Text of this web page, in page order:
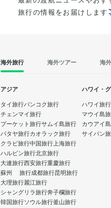
旅行の情報をお届けしま
海外旅行 海外ツアー 海
アジア
タイ旅行バンコク旅行
チェンマイ旅行
プーケット旅行サムイ島旅行
パタヤ旅行カオラック旅行
クラビ旅行中国旅行上海旅行
ハルビン旅行北京旅行
大連旅行西安旅行重慶旅行
蘇州 旅行成都旅行昆明旅行
大理旅行麗江旅行
シャングリラ旅行奔子欄旅行
韓国旅行ソウル旅行釜山旅行
ハワイ・
ハワイ旅行
マウイ島
カウアイ
サイパン